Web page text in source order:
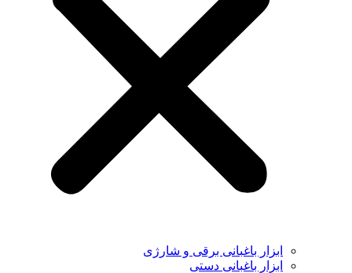
ابزار باغبانی برقی و شارژی
ابزار باغبانی دستی